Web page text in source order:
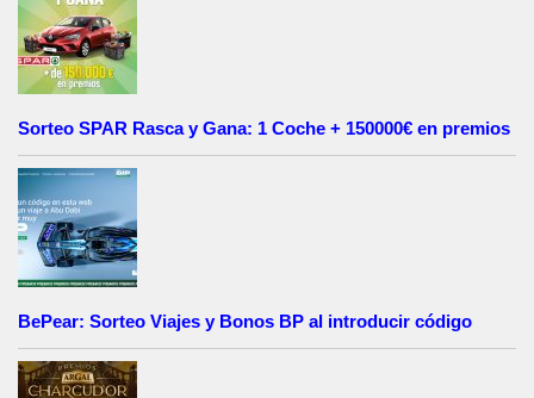
Sorteo SPAR Rasca y Gana: 1 Coche + 150000€ en premios
BePear: Sorteo Viajes y Bonos BP al introducir código